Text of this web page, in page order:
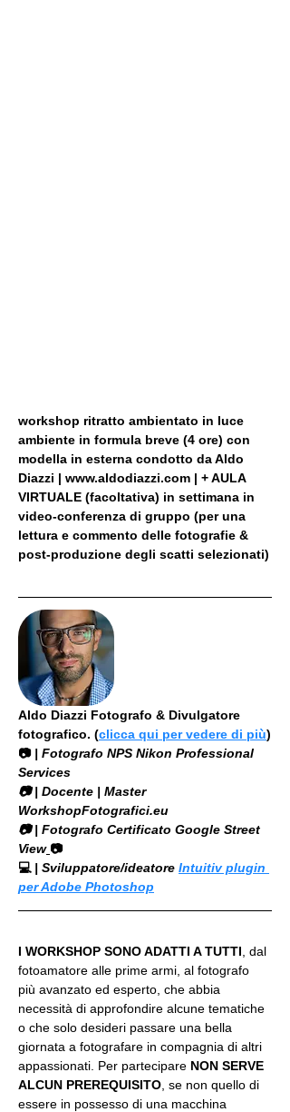
workshop ritratto ambientato in luce
ambiente in formula breve (4 ore) con
modella in esterna condotto da Aldo
Diazzi | www.aldodiazzi.com | + AULA
VIRTUALE (facoltativa) in settimana in
video-conferenza di gruppo (per una
lettura e commento delle fotografie &
post-produzione degli scatti selezionati)
Aldo Diazzi Fotografo & Divulgatore
fotografico. (clicca qui per vedere di più)
📷 | Fotografo NPS Nikon Professional
Services
​📷 | Docente | Master
WorkshopFotografici.eu
📷 | Fotografo Certificato Google Street
View 📷
💻 | Sviluppatore/ideatore Intuitiv plugin
per Adobe Photoshop
I WORKSHOP SONO ADATTI A TUTTI , dal
fotoamatore alle prime armi, al fotografo
più avanzato ed esperto, che abbia
necessità di approfondire alcune tematiche
o che solo desideri passare una bella
giornata a fotografare in compagnia di altri
appassionati. Per partecipare NON SERVE
ALCUN PREREQUISITO , se non quello di
essere in possesso di una macchina